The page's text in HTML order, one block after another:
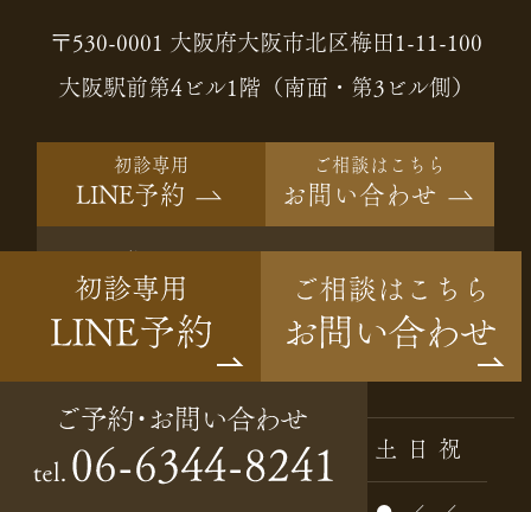
〒530-0001 大阪府大阪市北区梅田1-11-100
大阪駅前第4ビル1階（南面・第3ビル側）
初診専用
LINE予約
ご相談はこちら
お問い合わせ
お問い合わせ
06-6344-8241
Instagram
診療時間 月 火 水 木 土 日 祝